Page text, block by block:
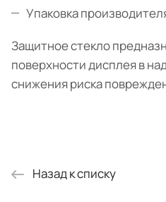
Упаковка
Защитное стекло
поверхности дисплея в
снижения риска
Назад к списку